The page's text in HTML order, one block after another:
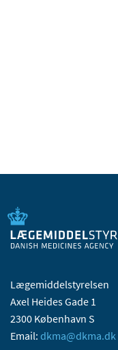
Lægemiddelstyrelsen
Axel Heides Gade 1
2300 København S
Email: dkma@dkma.dk